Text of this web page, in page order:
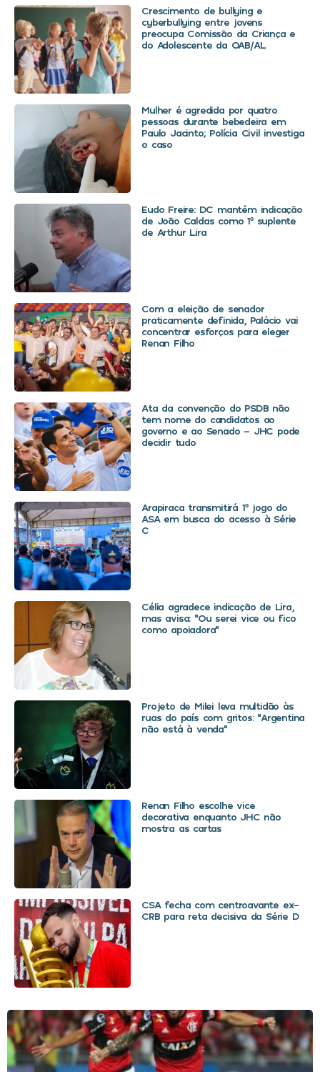
Crescimento de bullying e
cyberbullying entre jovens
preocupa Comissão da Criança e
do Adolescente da OAB/AL
Mulher é agredida por quatro
pessoas durante bebedeira em
Paulo Jacinto; Polícia Civil investiga
o caso
Eudo Freire: DC mantém indicação
de João Caldas como 1º suplente
de Arthur Lira
Com a eleição de senador
praticamente definida, Palácio vai
concentrar esforços para eleger
Renan Filho
Ata da convenção do PSDB não
tem nome do candidatos ao
governo e ao Senado – JHC pode
decidir tudo
Arapiraca transmitirá 1º jogo do
ASA em busca do acesso à Série
C
Célia agradece indicação de Lira,
mas avisa: “Ou serei vice ou fico
como apoiadora”
Projeto de Milei leva multidão às
ruas do país com gritos: “Argentina
não está à venda”
Renan Filho escolhe vice
decorativa enquanto JHC não
mostra as cartas
CSA fecha com centroavante ex-
CRB para reta decisiva da Série D